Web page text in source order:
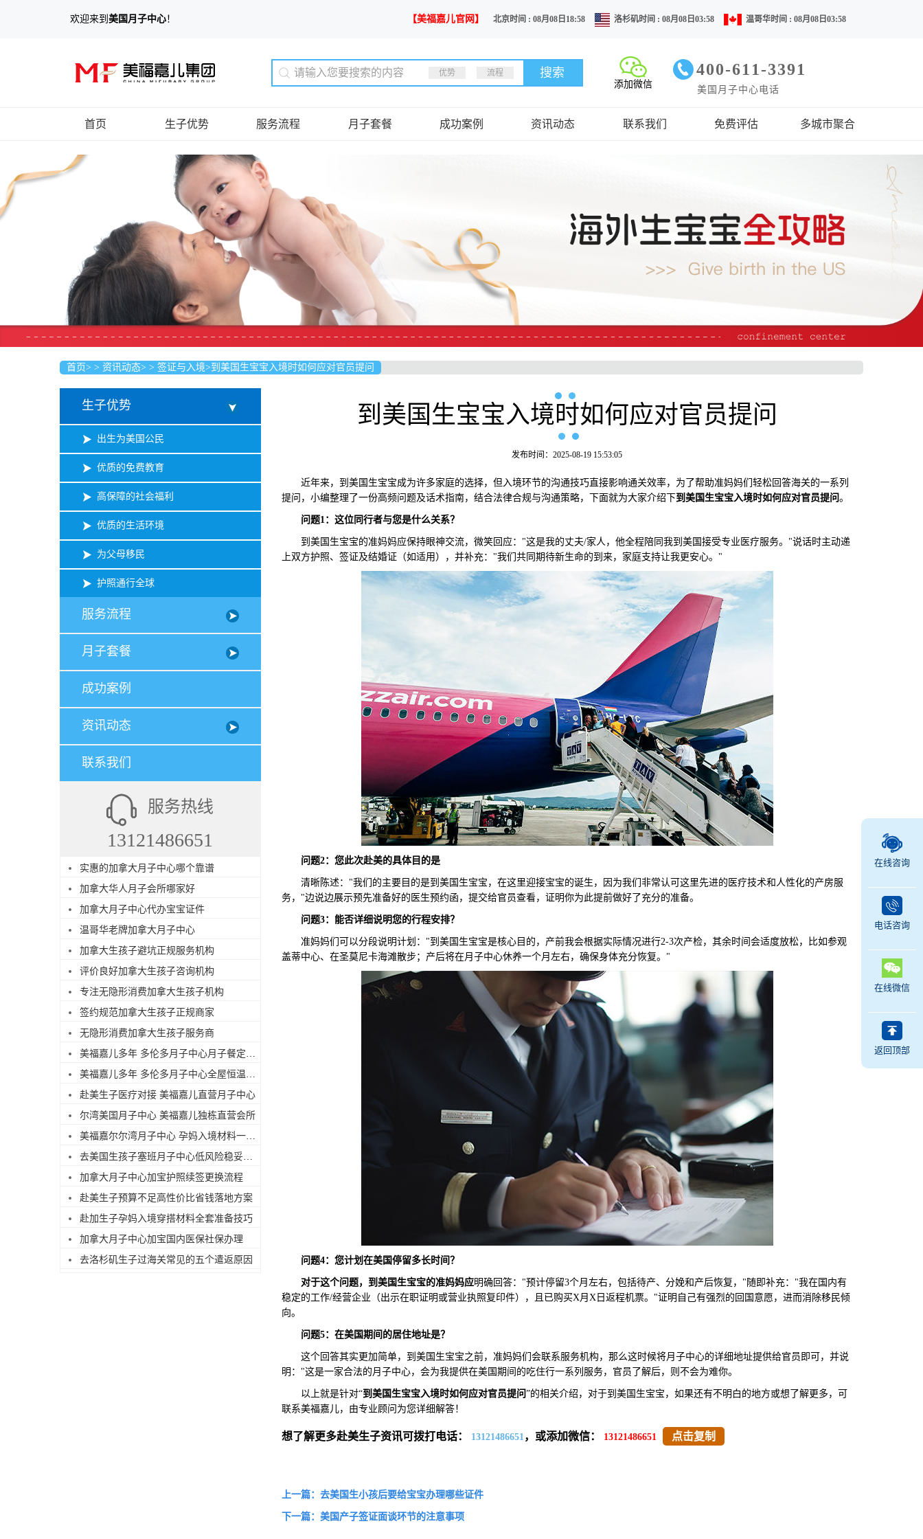
欢迎来到 美国月子中心！ 【美福嘉儿官网】 北京时间 : 08月08日18:58 洛杉矶时间 : 08月08日03:58 温哥华时间 : 08月08日03:58
优势 流程
添加微信
400-611-3391
美国月子中心电话
首页 生子优势 服务流程 月子套餐 成功案例 资讯动态 联系我们 免费评估 多城市聚合
首页> > 资讯动态> > 签证与入境>到美国生宝宝入境时如何应对官员提问
生子优势
出生为美国公民
优质的免费教育
高保障的社会福利
优质的生活环境
为父母移民
护照通行全球
服务流程
月子套餐
成功案例
资讯动态
联系我们
服务热线
13121486651
实惠的加拿大月子中心哪个靠谱
加拿大华人月子会所哪家好
加拿大月子中心代办宝宝证件
温哥华老牌加拿大月子中心
加拿大生孩子避坑正规服务机构
评价良好加拿大生孩子咨询机构
专注无隐形消费加拿大生孩子机构
签约规范加拿大生孩子正规商家
无隐形消费加拿大生孩子服务商
美福嘉儿多年 多伦多月子中心月子餐定制搭配
美福嘉儿多年 多伦多月子中心全屋恒温待产环境
赴美生子医疗对接 美福嘉儿直营月子中心
尔湾美国月子中心 美福嘉儿独栋直营会所
美福嘉尔尔湾月子中心 孕妈入境材料一站式备齐
去美国生孩子塞班月子中心低风险稳妥出行
加拿大月子中心加宝护照续签更换流程
赴美生子预算不足高性价比省钱落地方案
赴加生子孕妈入境穿搭材料全套准备技巧
加拿大月子中心加宝国内医保社保办理
去洛杉矶生子过海关常见的五个遣返原因
到美国生宝宝入境时如何应对官员提问
发布时间：2025-08-19 15:53:05
近年来，到美国生宝宝成为许多家庭的选择，但入境环节的沟通技巧直接影响通关效率，为了帮助准妈妈们轻松回答海关的一系列
提问，小编整理了一份高频问题及话术指南，结合法律合规与沟通策略，下面就为大家介绍下到美国生宝宝入境时如何应对官员提问 。
问题1：这位同行者与您是什么关系？
到美国生宝宝的准妈妈应保持眼神交流，微笑回应："这是我的丈夫/家人，他全程陪同我到美国接受专业医疗服务。"说话时主动递
上双方护照、签证及结婚证（如适用），并补充："我们共同期待新生命的到来，家庭支持让我更安心。"
问题2：您此次赴美的具体目的是
清晰陈述："我们的主要目的是到美国生宝宝，在这里迎接宝宝的诞生，因为我们非常认可这里先进的医疗技术和人性化的产房服
务，"边说边展示预先准备好的医生预约函，提交给官员查看，证明你为此提前做好了充分的准备。
问题3：能否详细说明您的行程安排？
准妈妈们可以分段说明计划："到美国生宝宝是核心目的，产前我会根据实际情况进行2-3次产检，其余时间会适度放松，比如参观
盖蒂中心、在圣莫尼卡海滩散步；产后将在月子中心休养一个月左右，确保身体充分恢复。"
问题4：您计划在美国停留多长时间？
对于这个问题，到美国生宝宝的准妈妈应明确回答："预计停留3个月左右，包括待产、分娩和产后恢复，"随即补充："我在国内有
稳定的工作/经营企业（出示在职证明或营业执照复印件），且已购买X月X日返程机票。"证明自己有强烈的回国意愿，进而消除移民倾
向。
问题5：在美国期间的居住地址是？
这个回答其实更加简单，到美国生宝宝之前，准妈妈们会联系服务机构，那么这时候将月子中心的详细地址提供给官员即可，并说
明："这是一家合法的月子中心，会为我提供在美国期间的吃住行一系列服务，官员了解后，则不会为难你。
以上就是针对“到美国生宝宝入境时如何应对官员提问 ”的相关介绍，对于到美国生宝宝，如果还有不明白的地方或想了解更多，可
联系美福嘉儿，由专业顾问为您详细解答！
想了解更多赴美生子资讯可拨打电话： 13121486651，或添加微信： 13121486651 点击复制
上一篇：去美国生小孩后要给宝宝办理哪些证件
下一篇：美国产子签证面谈环节的注意事项
在线咨询
电话咨询
在线微信
返回顶部